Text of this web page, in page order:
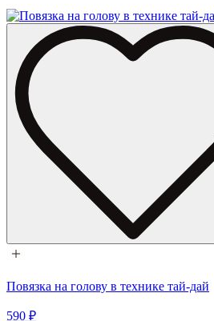
Повязка на голову в технике тай-дай
590 ₽